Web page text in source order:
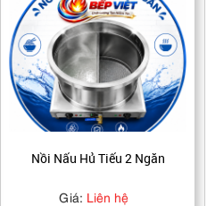
Nồi Nấu Hủ Tiếu 20L
Giá: Liên hệ